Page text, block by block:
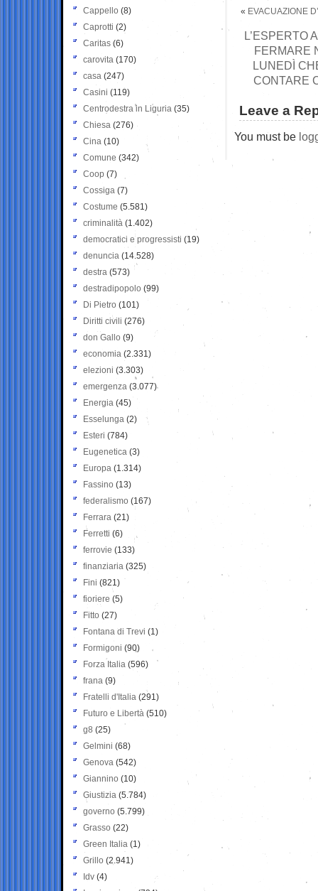
« EVACUAZIONE
L’ESPERTO
FERMARE
LUNEDÌ
CONTARE
Leave a
You must be
Cappello (8)
Caprotti (2)
Caritas (6)
carovita (170)
casa (247)
Casini (119)
Centrodestra in Liguria (35)
Chiesa (276)
Cina (10)
Comune (342)
Coop (7)
Cossiga (7)
Costume (5.581)
criminalità (1.402)
democratici e progressisti (19)
denuncia (14.528)
destra (573)
destradipopolo (99)
Di Pietro (101)
Diritti civili (276)
don Gallo (9)
economia (2.331)
elezioni (3.303)
emergenza (3.077)
Energia (45)
Esselunga (2)
Esteri (784)
Eugenetica (3)
Europa (1.314)
Fassino (13)
federalismo (167)
Ferrara (21)
Ferretti (6)
ferrovie (133)
finanziaria (325)
Fini (821)
fioriere (5)
Fitto (27)
Fontana di Trevi (1)
Formigoni (90)
Forza Italia (596)
frana (9)
Fratelli d'Italia (291)
Futuro e Libertà (510)
g8 (25)
Gelmini (68)
Genova (542)
Giannino (10)
Giustizia (5.784)
governo (5.799)
Grasso (22)
Green Italia (1)
Grillo (2.941)
Idv (4)